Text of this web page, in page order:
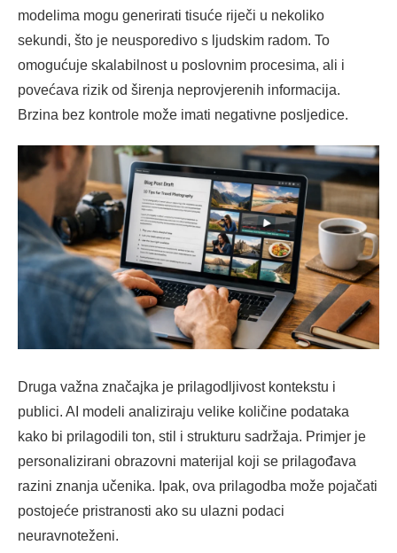
modelima mogu generirati tisuće riječi u nekoliko
sekundi, što je neusporedivo s ljudskim radom. To
omogućuje skalabilnost u poslovnim procesima, ali i
povećava rizik od širenja neprovjerenih informacija.
Brzina bez kontrole može imati negativne posljedice.
Druga važna značajka je prilagodljivost kontekstu i
publici. AI modeli analiziraju velike količine podataka
kako bi prilagodili ton, stil i strukturu sadržaja. Primjer je
personalizirani obrazovni materijal koji se prilagođava
razini znanja učenika. Ipak, ova prilagodba može pojačati
postojeće pristranosti ako su ulazni podaci
neuravnoteženi.